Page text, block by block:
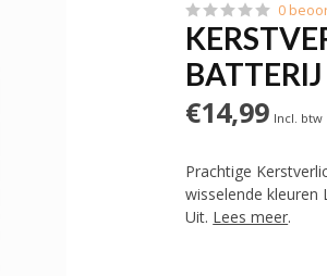
0
BATTERIJ
€14,99 Incl. btw
Prachtige
wisselende kleuren
Uit. Lees meer.